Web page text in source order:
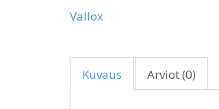
Vallox
Kuvaus Arviot (0)